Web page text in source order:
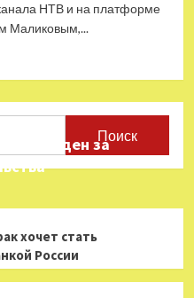
НТВ и на платформе
Маликовым,...
осужден за
хочет стать
России